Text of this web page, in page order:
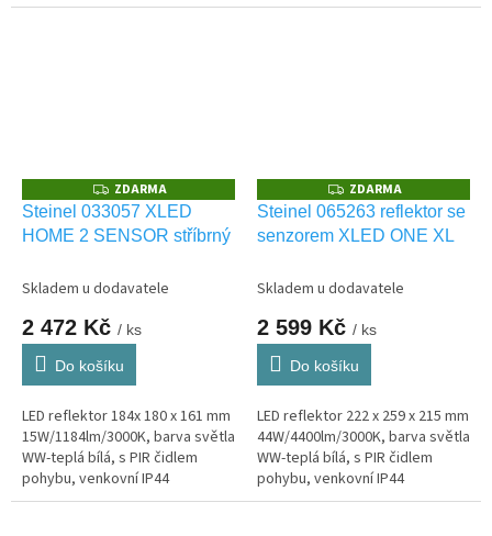
Z
D
A
R
ZDARMA
Steinel 033057 XLED
HOME 2 SENSOR stříbrný
Skladem u dodavatele
2 472 Kč / ks
Do košíku
LED reflektor 184x 180 x 161 mm
15W/1184lm/3000K, barva světla
WW-teplá bílá, s PIR čidlem
pohybu, venkovní IP44
Z
D
A
R
ZDARMA
Steinel 065263 reflektor se
senzorem XLED ONE XL
Skladem u dodavatele
2 599 Kč / ks
Do košíku
LED reflektor 222 x 259 x 215 mm
44W/4400lm/3000K, barva světla
WW-teplá bílá, s PIR čidlem
pohybu, venkovní IP44